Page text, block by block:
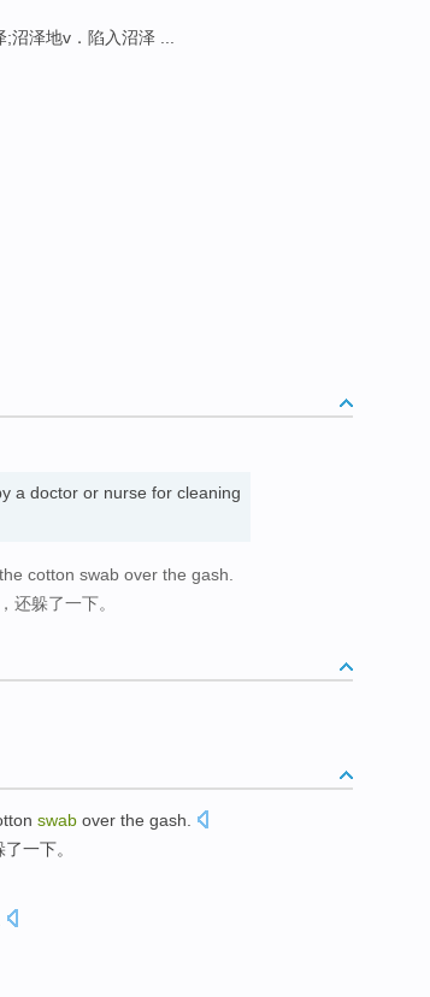
沼泽地v．陷入沼泽 ...
a doctor or nurse for cleaning
cotton swab over the gash.
还躲了一下。
swab over the gash
一下。